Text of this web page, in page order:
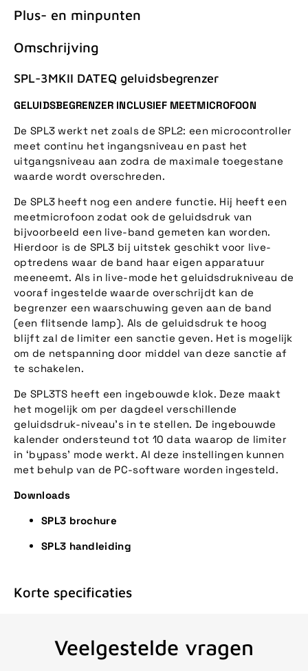
Plus- en minpunten
Omschrijving
SPL-3MKII DATEQ geluidsbegrenzer
GELUIDSBEGRENZER INCLUSIEF MEETMICROFOON
De SPL3 werkt net zoals de SPL2: een microcontroller
meet continu het ingangsniveau en past het
uitgangsniveau aan zodra de maximale toegestane
waarde wordt overschreden.
De SPL3 heeft nog een andere functie. Hij heeft een
meetmicrofoon zodat ook de geluidsdruk van
bijvoorbeeld een live-band gemeten kan worden.
Hierdoor is de SPL3 bij uitstek geschikt voor live-
optredens waar de band haar eigen apparatuur
meeneemt. Als in live-mode het geluidsdrukniveau de
vooraf ingestelde waarde overschrijdt kan de
begrenzer een waarschuwing geven aan de band
(een flitsende lamp). Als de geluidsdruk te hoog
blijft zal de limiter een sanctie geven. Het is mogelijk
om de netspanning door middel van deze sanctie af
te schakelen.
De SPL3TS heeft een ingebouwde klok. Deze maakt
het mogelijk om per dagdeel verschillende
geluidsdruk-niveau’s in te stellen. De ingebouwde
kalender ondersteund tot 10 data waarop de limiter
in ‘bypass’ mode werkt. Al deze instellingen kunnen
met behulp van de PC-software worden ingesteld.
Downloads
SPL3 brochure
SPL3 handleiding
Korte specificaties
Veelgestelde vragen